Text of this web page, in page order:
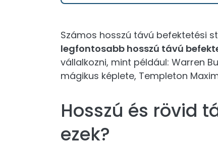
Számos hosszú távú befektetési
legfontosabb hosszú távú
vállalkozni, mint például: Warren
mágikus képlete, Templeton
Hosszú és rövid
ezek?